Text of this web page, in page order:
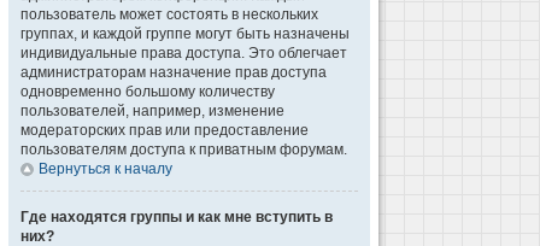
пользователь может состоять в нескольких
группах, и каждой группе могут быть назначены
индивидуальные права доступа. Это облегчает
администраторам назначение прав доступа
одновременно большому количеству
пользователей, например, изменение
модераторских прав или предоставление
пользователям доступа к приватным форумам.
Вернуться к началу
Где находятся группы и как мне вступить в
них?